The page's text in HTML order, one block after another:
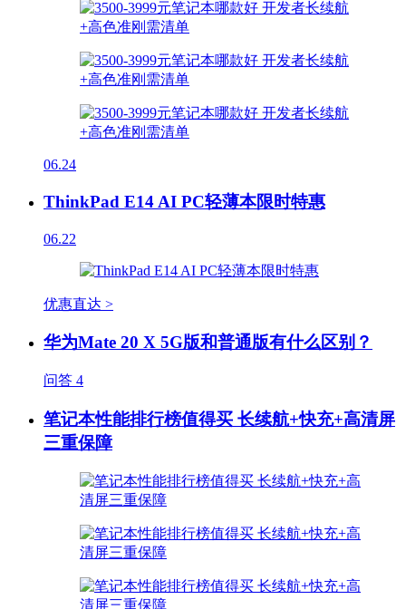
06.24
ThinkPad E14 AI PC轻薄本限时特惠
06.22
优惠直达 >
华为Mate 20 X 5G版和普通版有什么区别？
问答 4
笔记本性能排行榜值得买 长续航+快充+高清屏
三重保障